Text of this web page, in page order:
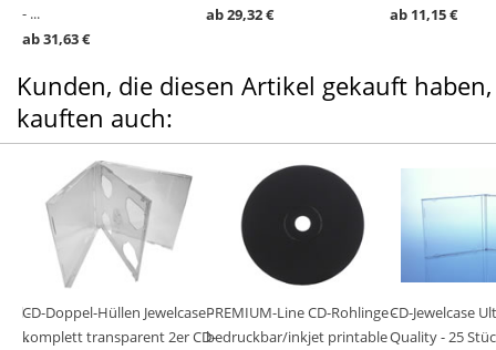
- ...
ab 31,63 €
ab 29,32 €
ab 11,15 €
Kunden, die diesen Artikel gekauft haben,
kauften auch:
CD-Doppel-Hüllen Jewelcase -
komplett transparent 2er CD-
PREMIUM-Line CD-Rohlinge -
bedruckbar/inkjet printable
CD-Jewelcase
Quality - 25
-